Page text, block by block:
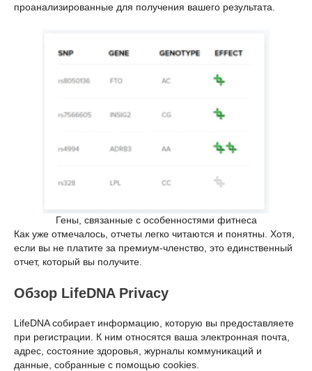
проанализированные для получения вашего результата.
Гены, связанные с особенностями фитнеса
Как уже отмечалось, отчеты легко читаются и понятны. Хотя,
если вы не платите за премиум-членство, это единственный
отчет, который вы получите.
Обзор LifeDNA Privacy
LifeDNA собирает информацию, которую вы предоставляете
при регистрации. К ним относятся ваша электронная почта,
адрес, состояние здоровья, журналы коммуникаций и
данные, собранные с помощью cookies.